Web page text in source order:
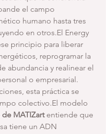
el campo
humano hasta tres
en otros.El Energy
principio para liberar
reprogramar la
abundancia y realinear el
o empresarial.
esta práctica se
colectivo.El modelo
MATIZart entiende que
tiene un ADN